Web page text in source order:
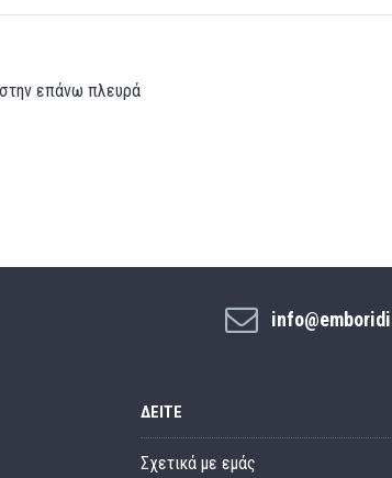
επάνω πλευρά
ΔΕΊΤΕ
Σχετικά με εμάς